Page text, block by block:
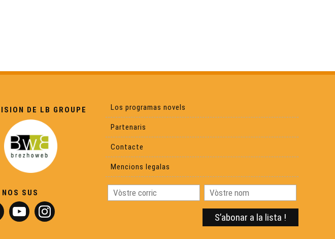
Yan Cozian : L'estaca
Eths Bandolets
Eric Fraj 02
Sylvain Roux :
DE LB GROUPE
SUS
Los programas novels
Partenaris
Contacte
Mencions legalas